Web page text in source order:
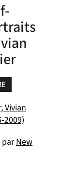
Vivian
2009)
parNew